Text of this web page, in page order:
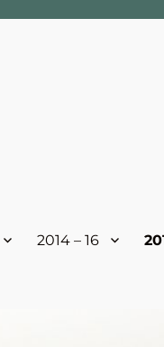
2014 – 16